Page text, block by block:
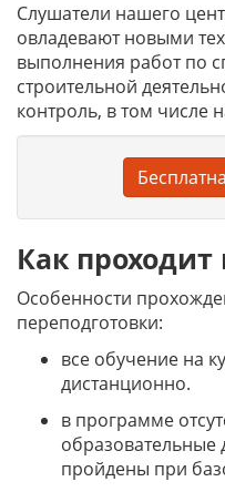
Слушатели нашего
овладевают новыми
выполнения работ по
строительной
контроль, в том числе
Как проходит
Особенности
переподготовки:
все обучение на
дистанционно.
в программе
пройдены при